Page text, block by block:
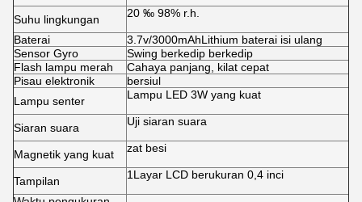
Suhu lingkungan 20 ‰ 98% r.h.
Baterai
3.7v/3000mAhLithium baterai isi ulang
Sensor Gyro
Swing berkedip berkedip
Flash lampu merah
Cahaya panjang, kilat cepat
Pisau elektronik
bersiul
Lampu senter
Lampu LED 3W yang kuat
Siaran suara Uji siaran suara
Magnetik yang kuat zat besi
Tampilan 1Layar LCD berukuran 0,4 inci